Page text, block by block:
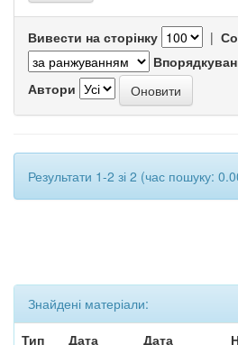
Вивести на сторінку |
Автори
Результати 1-2 зі 2 (час пошуку:
Знайдені матеріали:
Тип
Дата
Дата